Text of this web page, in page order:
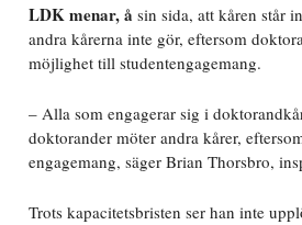
LDK menar, å sin sida, att kåren står
andra kårerna inte gör, eftersom
möjlighet till studentengagemang.
– Alla som engagerar sig i
doktorander möter andra kårer,
engagemang, säger Brian Thorsbro,
Trots kapacitetsbristen ser han inte